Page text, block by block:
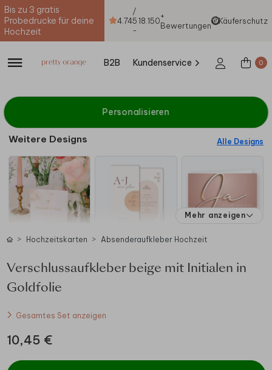
Bis zu 3 gratis
Probedrucke für deine
Hochzeit
4.74
/
5
-
18.150+
Bewertungen
Käuferschutz
B2B Kundenservice 0
Personalisieren
Weitere Designs Alle Designs
Mehr anzeigen
Hochzeitskarten Absenderaufkleber Hochzeit
Verschlussaufkleber beige mit Initialen in
Goldfolie
Gesamtes Set anzeigen
10,45 €